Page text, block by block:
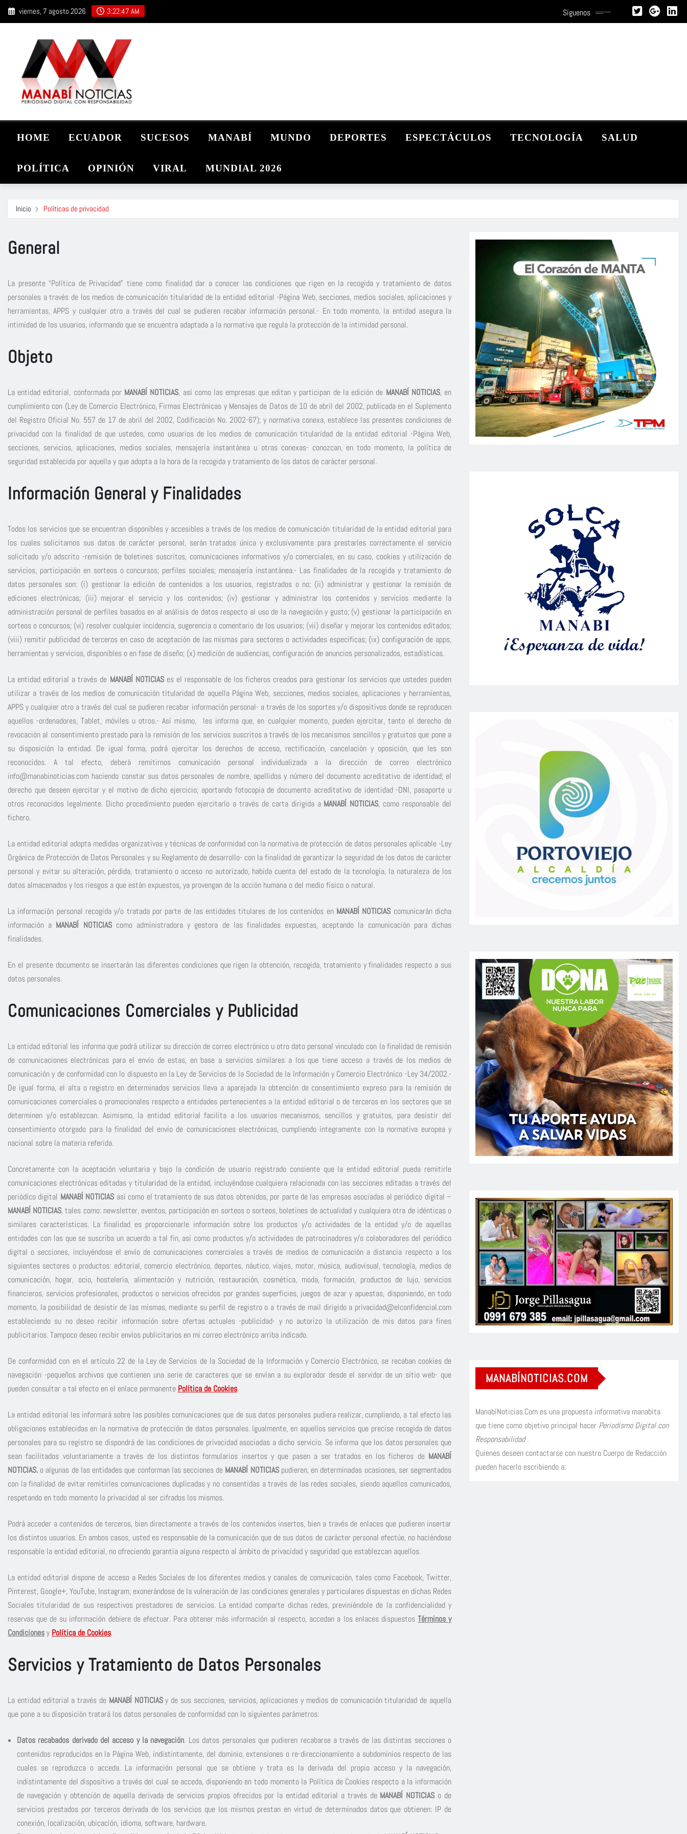
Saltar viernes, 7 agosto 2026 3:22:48 AM Síguenos
HOME ECUADOR SUCESOS MANABÍ MUNDO DEPORTES ESPECTÁCULOS TECNOLOGÍA SALUD
POLÍTICA OPINIÓN VIRAL MUNDIAL 2026
Inicio Políticas de privacidad
General
La presente “Política de Privacidad” tiene como finalidad dar a conocer las condiciones que rigen en la recogida y tratamiento de datos
personales a través de los medios de comunicación titularidad de la entidad editorial -Página Web, secciones, medios sociales, aplicaciones y
herramientas, APPS y cualquier otro a través del cual se pudieren recabar información personal.- En todo momento, la entidad asegura la
intimidad de los usuarios, informando que se encuentra adaptada a la normativa que regula la protección de la intimidad personal.
Objeto
La entidad editorial, conformada por MANABÍ NOTICIAS, así como las empresas que editan y participan de la edición de MANABÍ NOTICIAS, en
cumplimiento con (Ley de Comercio Electrónico, Firmas Electrónicas y Mensajes de Datos de 10 de abril del 2002, publicada en el Suplemento
del Registro Oficial No. 557 de 17 de abril del 2002, Codificación No. 2002-67); y normativa conexa, establece las presentes condiciones de
privacidad con la finalidad de que ustedes, como usuarios de los medios de comunicación titularidad de la entidad editorial -Página Web,
secciones, servicios, aplicaciones, medios sociales, mensajería instantánea u otras conexas- conozcan, en todo momento, la política de
seguridad establecida por aquella y que adopta a la hora de la recogida y tratamiento de los datos de carácter personal.
Información General y Finalidades
Todos los servicios que se encuentran disponibles y accesibles a través de los medios de comunicación titularidad de la entidad editorial para
los cuales solicitamos sus datos de carácter personal, serán tratados única y exclusivamente para prestarles correctamente el servicio
solicitado y/o adscrito -remisión de boletines suscritos, comunicaciones informativos y/o comerciales, en su caso, cookies y utilización de
servicios, participación en sorteos o concursos; perfiles sociales; mensajería instantánea.- Las finalidades de la recogida y tratamiento de
datos personales son: (i) gestionar la edición de contenidos a los usuarios, registrados o no; (ii) administrar y gestionar la remisión de
ediciones electrónicas; (iii) mejorar el servicio y los contenidos; (iv) gestionar y administrar los contenidos y servicios mediante la
administración personal de perfiles basados en al análisis de datos respecto al uso de la navegación y gusto; (v) gestionar la participación en
sorteos o concursos; (vi) resolver cualquier incidencia, sugerencia o comentario de los usuarios; (vii) diseñar y mejorar los contenidos editados;
(viii) remitir publicidad de terceros en caso de aceptación de las mismas para sectores o actividades específicas; (ix) configuración de apps,
herramientas y servicios, disponibles o en fase de diseño; (x) medición de audiencias, configuración de anuncios personalizados, estadísticas.
La entidad editorial a través de MANABÍ NOTICIASes el responsable de los ficheros creados para gestionar los servicios que ustedes pueden
utilizar a través de los medios de comunicación titularidad de aquella Página Web, secciones, medios sociales, aplicaciones y herramientas,
APPS y cualquier otro a través del cual se pudieren recabar información personal- a través de los soportes y/o dispositivos donde se reproducen
aquellos -ordenadores, Tablet, móviles u otros.- Así mismo, les informa que, en cualquier momento, pueden ejercitar, tanto el derecho de
revocación al consentimiento prestado para la remisión de los servicios suscritos a través de los mecanismos sencillos y gratuitos que pone a
su disposición la entidad. De igual forma, podrá ejercitar los derechos de acceso, rectificación, cancelación y oposición, que les son
reconocidos. A tal efecto, deberá remitirnos comunicación personal individualizada a la dirección de correo electrónico
info@manabinoticias.com haciendo constar sus datos personales de nombre, apellidos y número del documento acreditativo de identidad; el
derecho que deseen ejercitar y el motivo de dicho ejercicio; aportando fotocopia de documento acreditativo de identidad -DNI, pasaporte u
otros reconocidos legalmente. Dicho procedimiento pueden ejercitarlo a través de carta dirigida a MANABÍ NOTICIAS, como responsable del
fichero.
La entidad editorial adopta medidas organizativas y técnicas de conformidad con la normativa de protección de datos personales aplicable -Ley
Orgánica de Protección de Datos Personales y su Reglamento de desarrollo- con la finalidad de garantizar la seguridad de los datos de carácter
personal y evitar su alteración, pérdida, tratamiento o acceso no autorizado, habida cuenta del estado de la tecnología, la naturaleza de los
datos almacenados y los riesgos a que están expuestos, ya provengan de la acción humana o del medio físico o natural.
La información personal recogida y/o tratada por parte de las entidades titulares de los contenidos en MANABÍ NOTICIAS comunicarán dicha
información a MANABÍ NOTICIAScomo administradora y gestora de las finalidades expuestas, aceptando la comunicación para dichas
finalidades.
En el presente documento se insertarán las diferentes condiciones que rigen la obtención, recogida, tratamiento y finalidades respecto a sus
datos personales.
Comunicaciones Comerciales y Publicidad
La entidad editorial les informa que podrá utilizar su dirección de correo electrónico u otro dato personal vinculado con la finalidad de remisión
de comunicaciones electrónicas para el envío de estas, en base a servicios similares a los que tiene acceso a través de los medios de
comunicación y de conformidad con lo dispuesto en la Ley de Servicios de la Sociedad de la Información y Comercio Electrónico -Ley 34/2002.-
De igual forma, el alta o registro en determinados servicios lleva a aparejada la obtención de consentimiento expreso para la remisión de
comunicaciones comerciales o promocionales respecto a entidades pertenecientes a la entidad editorial o de terceros en los sectores que se
determinen y/o establezcan. Asimismo, la entidad editorial facilita a los usuarios mecanismos, sencillos y gratuitos, para desistir del
consentimiento otorgado para la finalidad del envío de comunicaciones electrónicas, cumpliendo íntegramente con la normativa europea y
nacional sobre la materia referida.
Concretamente con la aceptación voluntaria y bajo la condición de usuario registrado consiente que la entidad editorial pueda remitirle
comunicaciones electrónicas editadas y titularidad de la entidad, incluyéndose cualquiera relacionada con las secciones editadas a través del
periódico digital MANABÍ NOTICIAS así como el tratamiento de sus datos obtenidos, por parte de las empresas asociadas al periódico digital –
MANABÍ NOTICIAS, tales como: newsletter, eventos, participación en sorteos o sorteos, boletines de actualidad y cualquiera otra de idénticas o
similares características. La finalidad es proporcionarle información sobre los productos y/o actividades de la entidad y/o de aquellas
entidades con las que se suscriba un acuerdo a tal fin, así como productos y/o actividades de patrocinadores y/o colaboradores del periódico
digital o secciones, incluyéndose el envío de comunicaciones comerciales a través de medios de comunicación a distancia respecto a los
siguientes sectores o productos: editorial, comercio electrónico, deportes, náutico, viajes, motor, música, audiovisual, tecnología, medios de
comunicación, hogar, ocio, hostelería, alimentación y nutrición, restauración, cosmética, moda, formación, productos de lujo, servicios
financieros, servicios profesionales, productos o servicios ofrecidos por grandes superficies, juegos de azar y apuestas, disponiendo, en todo
momento, la posibilidad de desistir de las mismas, mediante su perfil de registro o a través de mail dirigido a privacidad@elconfidencial.com
estableciendo su no deseo recibir información sobre ofertas actuales -publicidad- y no autorizo la utilización de mis datos para fines
publicitarios. Tampoco deseo recibir envíos publicitarios en mi correo electrónico arriba indicado.
De conformidad con en el artículo 22 de la Ley de Servicios de la Sociedad de la Información y Comercio Electrónico, se recaban cookies de
navegación -pequeños archivos que contienen una serie de caracteres que se envían a su explorador desde el servidor de un sitio web- que
pueden consultar a tal efecto en el enlace permanente Política de Cookies.
La entidad editorial les informará sobre las posibles comunicaciones que de sus datos personales pudiera realizar, cumpliendo, a tal efecto las
obligaciones establecidas en la normativa de protección de datos personales. Igualmente, en aquellos servicios que precise recogida de datos
personales para su registro se dispondrá de las condiciones de privacidad asociadas a dicho servicio. Se informa que los datos personales que
sean facilitados voluntariamente a través de los distintos formularios insertos y que pasen a ser tratados en los ficheros de MANABÍ
NOTICIAS. o algunas de las entidades que conforman las secciones de MANABÍ NOTICIASpudieren, en determinadas ocasiones, ser segmentados
con la finalidad de evitar remitirles comunicaciones duplicadas y no consentidas a través de las redes sociales, siendo aquellos comunicados,
respetando en todo momento la privacidad al ser cifrados los mismos.
Podrá acceder a contenidos de terceros, bien directamente a través de los contenidos insertos, bien a través de enlaces que pudieren insertar
los distintos usuarios. En ambos casos, usted es responsable de la comunicación que de sus datos de carácter personal efectúe, no haciéndose
responsable la entidad editorial, no ofreciendo garantía alguna respecto al ámbito de privacidad y seguridad que establezcan aquellos.
La entidad editorial dispone de acceso a Redes Sociales de los diferentes medios y canales de comunicación, tales como Facebook, Twitter,
Pinterest, Google+, YouTube, Instagram, exonerándose de la vulneración de las condiciones generales y particulares dispuestas en dichas Redes
Sociales titularidad de sus respectivos prestadores de servicios. La entidad comparte dichas redes, previniéndole de la confidencialidad y
reservas que de su información debiere de efectuar. Para obtener más información al respecto, accedan a los enlaces dispuestos Términos y
Condicionesy Política de Cookies.
Servicios y Tratamiento de Datos Personales
La entidad editorial a través de MANABÍ NOTICIASy de sus secciones, servicios, aplicaciones y medios de comunicación titularidad de aquella
que pone a su disposición tratará los datos personales de conformidad con lo siguientes parámetros:
Datos recabados derivado del acceso y la navegación. Los datos personales que pudieren recabarse a través de las distintas secciones o
contenidos reproducidos en la Página Web, indistintamente, del dominio, extensiones o re-direccionamiento a subdominios respecto de las
cuales se reproduzca o acceda. La información personal que se obtiene y trata es la derivada del propio acceso y la navegación,
indistintamente del dispositivo a través del cual se acceda, disponiendo en todo momento la Política de Cookies respecto a la información
de navegación y obtención de aquella derivada de servicios propios ofrecidos por la entidad editorial a través de MANABÍ NOTICIAS o de
servicios prestados por terceros derivada de los servicios que los mismos prestan en virtud de determinados datos que obtienen: IP de
conexión, localización, ubicación, idioma, software, hardware.
MANABÍNOTICIAS.COM
ManabíNoticias.Com es una propuesta informativa manabita
que tiene como objetivo principal hacer Periodismo Digital con
Responsabilidad.
Quienes deseen contactarse con nuestro Cuerpo de Redacción
pueden hacerlo escribiendo a: